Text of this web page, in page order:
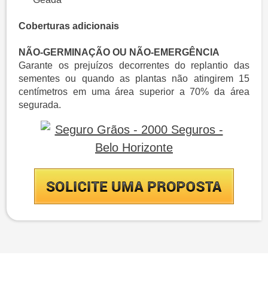
​Coberturas adicionais
NÃO-GERMINAÇÃO OU NÃO-EMERGÊNCIA
Garante os prejuízos decorrentes do replantio das
sementes ou quando as plantas não atingirem 15
centímetros em uma área superior a 70% da área
segurada.